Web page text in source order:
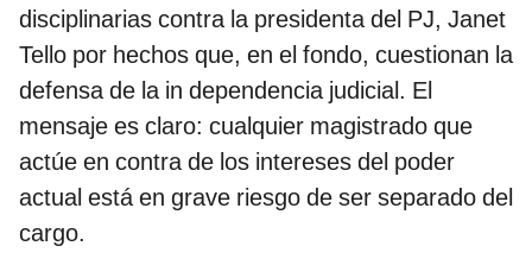
disciplinarias contra la presidenta del PJ, Janet
Tello por hechos que, en el fondo, cuestionan la
defensa de la in dependencia judicial. El
mensaje es claro: cualquier magistrado que
actúe en contra de los intereses del poder
actual está en grave riesgo de ser separado del
cargo.